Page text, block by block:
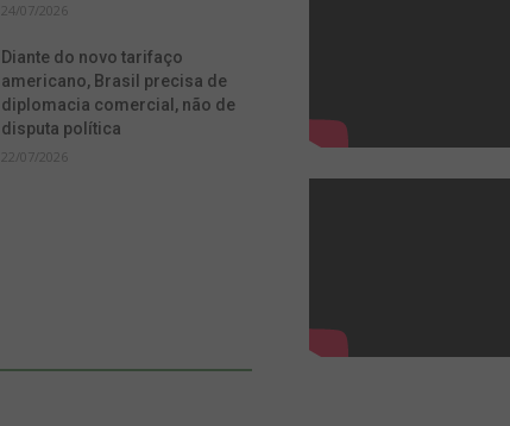
24/07/2026
Diante do novo tarifaço
americano, Brasil precisa de
diplomacia comercial, não de
disputa política
22/07/2026